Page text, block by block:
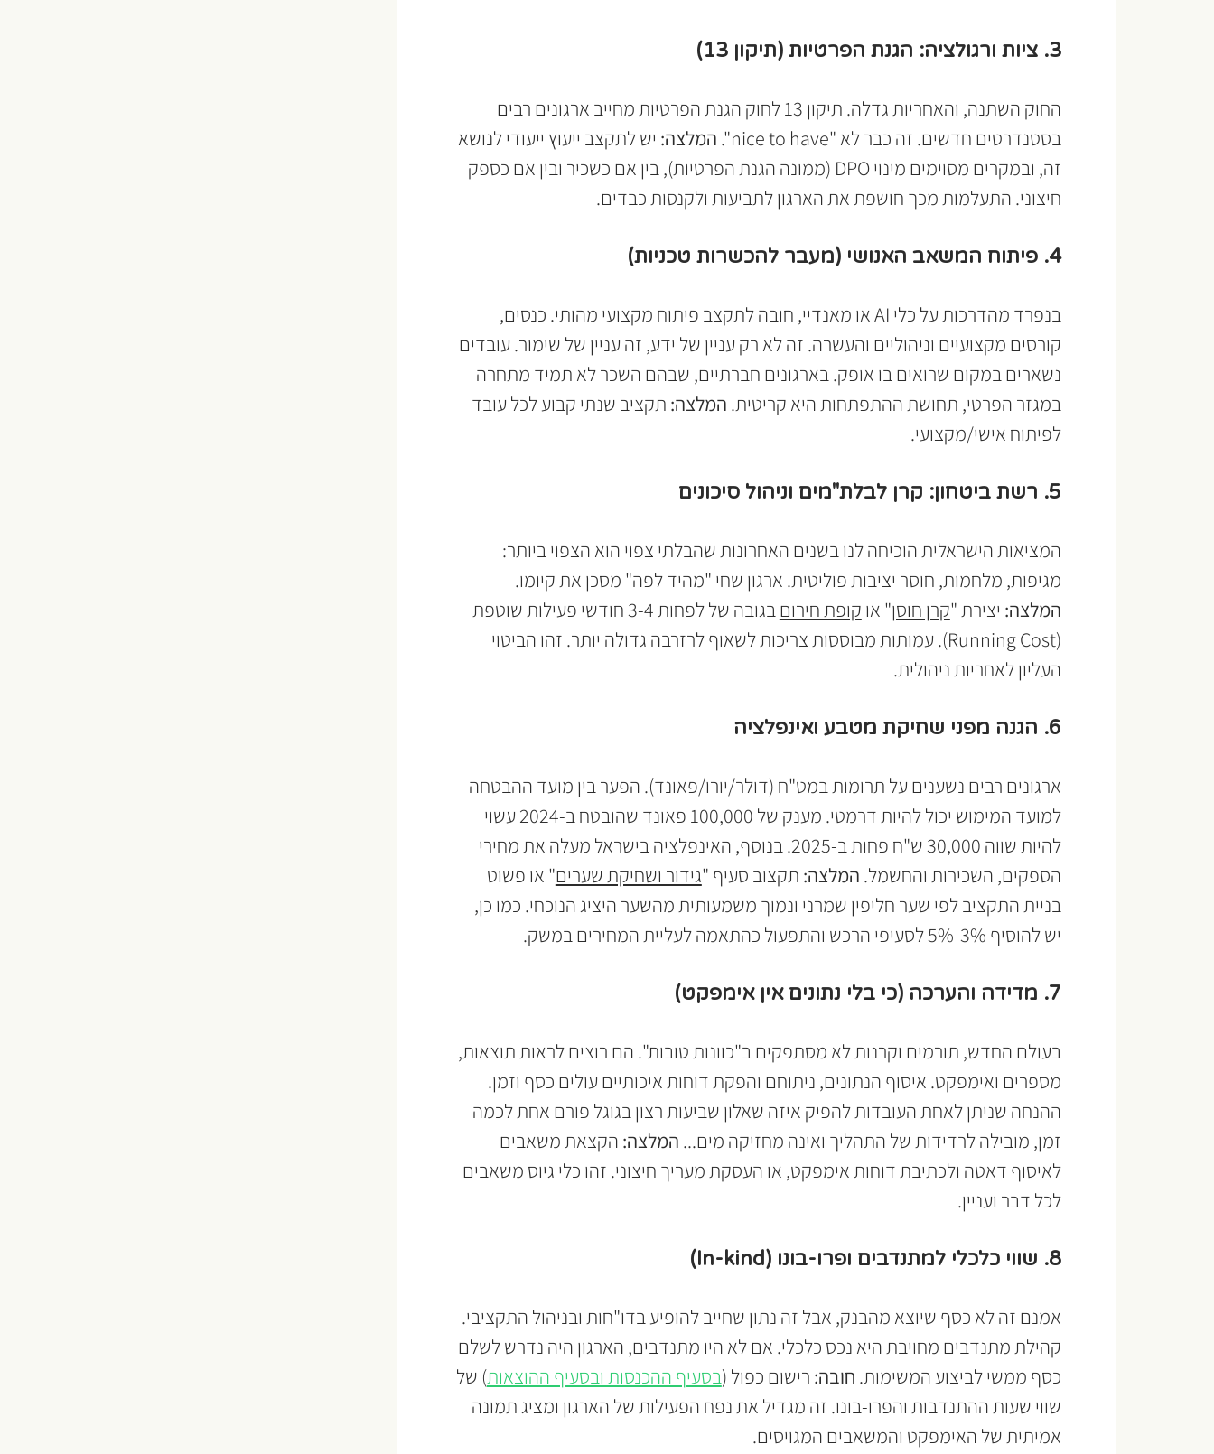
3. ציות ורגולציה: הגנת הפרטיות (תיקון 13)
החוק השתנה, והאחריות גדלה. תיקון 13 לחוק הגנת הפרטיות מחייב ארגונים רבים
בסטנדרטים חדשים. זה כבר לא "nice to have".
המלצה: יש לתקצב ייעוץ ייעודי לנושא
זה, ובמקרים מסוימים מינוי DPO (ממונה הגנת הפרטיות), בין אם כשכיר ובין אם כספק
חיצוני. התעלמות מכך חושפת את הארגון לתביעות ולקנסות כבדים.
4. פיתוח המשאב האנושי (מעבר להכשרות טכניות)
בנפרד מהדרכות על כלי AI או מאנדיי, חובה לתקצב פיתוח מקצועי מהותי. כנסים,
קורסים מקצועיים וניהוליים והעשרה. זה לא רק עניין של ידע, זה עניין של שימור. עובדים
נשארים במקום שרואים בו אופק. בארגונים חברתיים, שבהם השכר לא תמיד מתחרה
במגזר הפרטי, תחושת ההתפתחות היא קריטית. המלצה: תקציב שנתי קבוע לכל עובד
לפיתוח אישי/מקצועי.
5. רשת ביטחון: קרן לבלת"מים וניהול סיכונים
המציאות הישראלית הוכיחה לנו בשנים האחרונות שהבלתי צפוי הוא הצפוי ביותר:
מגיפות, מלחמות, חוסר יציבות פוליטית. ארגון שחי "מהיד לפה" מסכן את קיומו.
המלצה: יצירת "קרן חוסן" או קופת חירום
בגובה של לפחות 3-4 חודשי פעילות שוטפת
(Running Cost). עמותות מבוססות צריכות לשאוף לרזרבה גדולה יותר. זהו הביטוי
העליון לאחריות ניהולית.
6. הגנה מפני שחיקת מטבע ואינפלציה
ארגונים רבים נשענים על תרומות במט"ח (דולר/יורו/פאונד). הפער בין מועד ההבטחה
למועד המימוש יכול להיות דרמטי. מענק של 100,000 פאונד שהובטח ב-2024 עשוי
להיות שווה 30,000 ש"ח פחות ב-2025. בנוסף, האינפלציה בישראל מעלה את מחירי
הספקים, השכירות והחשמל. המלצה: תקצוב סעיף "גידור ושחיקת שערים" או פשוט
בניית התקציב לפי שער חליפין שמרני ונמוך משמעותית מהשער היציג הנוכחי. כמו כן,
יש להוסיף 3%-5% לסעיפי הרכש והתפעול כהתאמה לעליית המחירים במשק.
7. מדידה והערכה (כי בלי נתונים אין אימפקט)
בעולם החדש, תורמים וקרנות לא מסתפקים ב"כוונות טובות". הם רוצים לראות תוצאות,
מספרים ואימפקט. איסוף הנתונים, ניתוחם והפקת דוחות איכותיים עולים כסף וזמן.
ההנחה שניתן לאחת העובדות להפיק איזה שאלון שביעות רצון בגוגל פורם אחת לכמה
זמן, מובילה לרדידות של התהליך ואינה מחזיקה מים... המלצה: הקצאת משאבים
לאיסוף דאטה ולכתיבת דוחות אימפקט, או העסקת מעריך חיצוני. זהו כלי גיוס משאבים
לכל דבר ועניין.
8. שווי כלכלי למתנדבים ופרו-בונו (In-kind)
אמנם זה לא כסף שיוצא מהבנק, אבל זה נתון שחייב להופיע בדו"חות ובניהול התקציבי.
קהילת מתנדבים מחויבת היא נכס כלכלי. אם לא היו מתנדבים, הארגון היה נדרש לשלם
כסף ממשי לביצוע המשימות. חובה: רישום כפול (בסעיף ההכנסות ובסעיף ההוצאות) של
שווי שעות ההתנדבות והפרו-בונו. זה מגדיל את נפח הפעילות של הארגון ומציג תמונה
אמיתית של האימפקט והמשאבים המגויסים.